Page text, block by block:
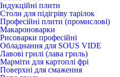
Індукційні плити
Столи для підігріву тарілок
Професійні плити (промислові)
Макароноварки
Рисоварки професійні
Обладнання для SOUS VIDE
Лавові грилі (лава гриль)
Марміти для картоплі фрі
Поверхні для смаження